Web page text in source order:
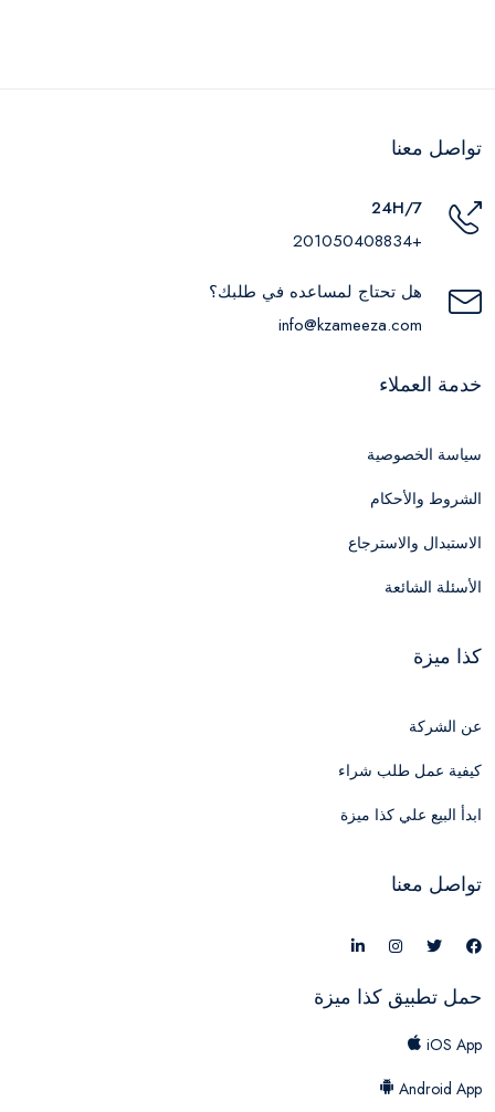
تواصل معنا
24H/7
+201050408834
هل تحتاج لمساعده في طلبك؟
info@kzameeza.com
خدمة العملاء
سياسة الخصوصية
الشروط والأحكام
الاستبدال والاسترجاع
الأسئلة الشائعة
كذا ميزة
عن الشركة
كيفية عمل طلب شراء
ابدأ البيع علي كذا ميزة
تواصل معنا
حمل تطبيق كذا ميزة
iOS App
Android App